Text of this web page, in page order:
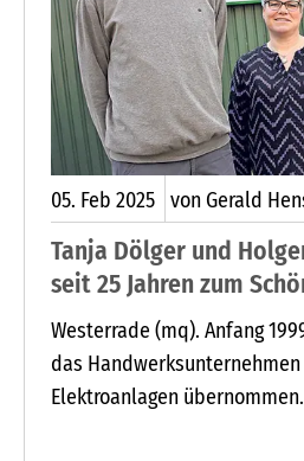
05. Feb 2025 von Gerald
Tanja Dölger und
seit 25 Jahren zum
Westerrade (mq). Anfang
das
Elektroanlagen